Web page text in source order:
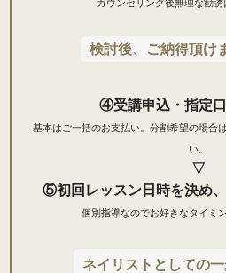
カウンセリング後無理な勧誘
検討後、ご納得頂け
④受講申込・指定
基本はご一括のお支払い。 分割希望の場合
い。
▽
⑤初回レッスン日時を決め
個別指導なのでお好きなタイミ
ネイリストとしての一